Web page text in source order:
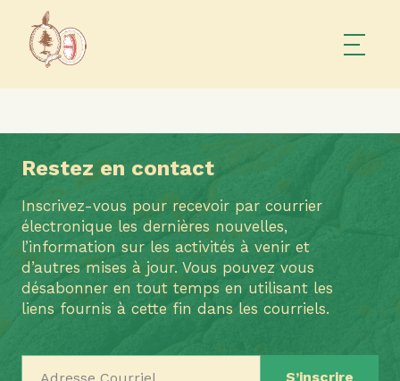
Restez en contact
Inscrivez-vous pour recevoir par courrier
électronique les dernières nouvelles,
l’information sur les activités à venir et
d’autres mises à jour. Vous pouvez vous
désabonner en tout temps en utilisant les
liens fournis à cette fin dans les courriels.